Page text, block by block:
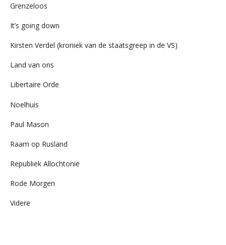
Grenzeloos
It’s going down
Kirsten Verdel (kroniek van de staatsgreep in de VS)
Land van ons
Libertaire Orde
Noelhuis
Paul Mason
Raam op Rusland
Republiek Allochtonië
Rode Morgen
Videre